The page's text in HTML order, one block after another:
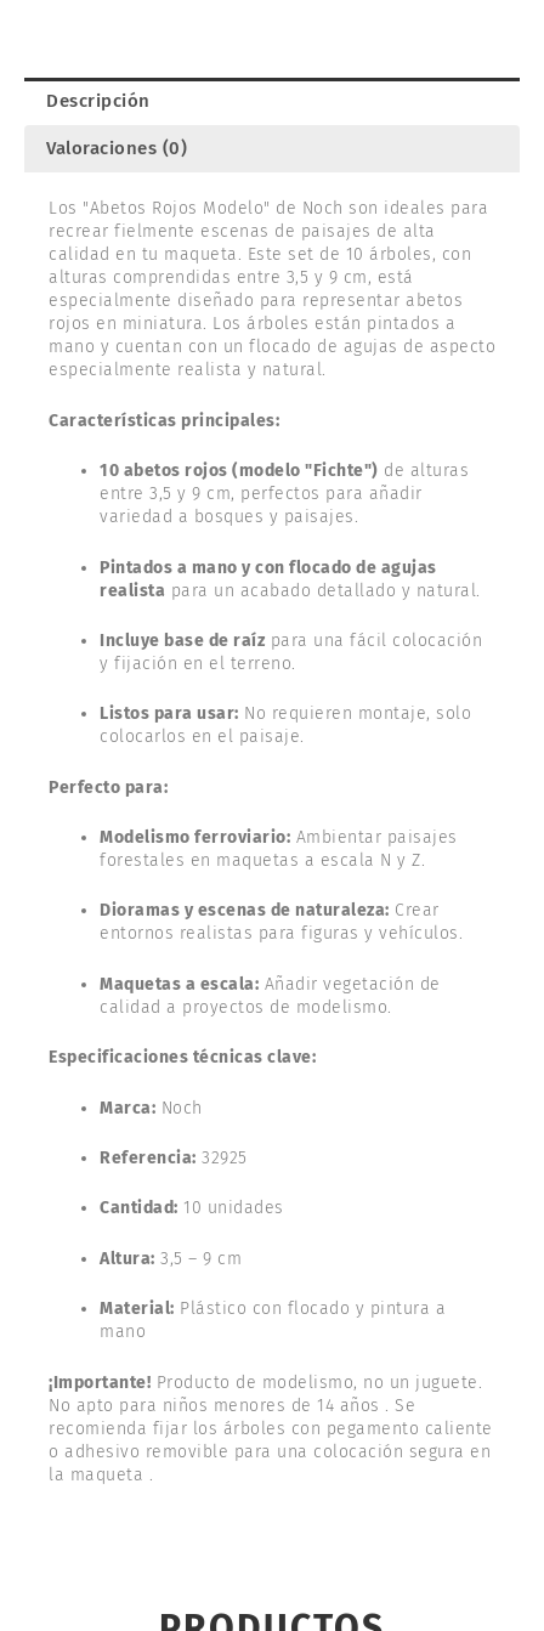
cantidad
Descripción
Valoraciones (0)
Los "Abetos Rojos Modelo" de Noch son ideales para
recrear fielmente escenas de paisajes de alta
calidad en tu maqueta. Este set de 10 árboles, con
alturas comprendidas entre 3,5 y 9 cm, está
especialmente diseñado para representar abetos
rojos en miniatura. Los árboles están pintados a
mano y cuentan con un flocado de agujas de aspecto
especialmente realista y natural.
Características principales:
10 abetos rojos (modelo "Fichte") de alturas
entre 3,5 y 9 cm, perfectos para añadir
variedad a bosques y paisajes.
Pintados a mano y con flocado de agujas
realista para un acabado detallado y natural.
Incluye base de raíz para una fácil colocación
y fijación en el terreno.
Listos para usar: No requieren montaje, solo
colocarlos en el paisaje.
Perfecto para:
Modelismo ferroviario: Ambientar paisajes
forestales en maquetas a escala N y Z.
Dioramas y escenas de naturaleza: Crear
entornos realistas para figuras y vehículos.
Maquetas a escala: Añadir vegetación de
calidad a proyectos de modelismo.
Especificaciones técnicas clave:
Marca: Noch
Referencia: 32925
Cantidad: 10 unidades
Altura: 3,5 – 9 cm
Material: Plástico con flocado y pintura a
mano
¡Importante! Producto de modelismo, no un juguete.
No apto para niños menores de 14 años . Se
recomienda fijar los árboles con pegamento caliente
o adhesivo removible para una colocación segura en
la maqueta .